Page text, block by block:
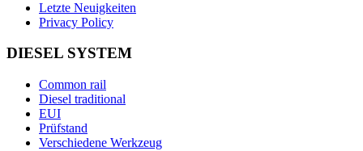
Letzte Neuigkeiten
Privacy Policy
DIESEL SYSTEM
Common rail
Diesel traditional
EUI
Prüfstand
Verschiedene Werkzeug